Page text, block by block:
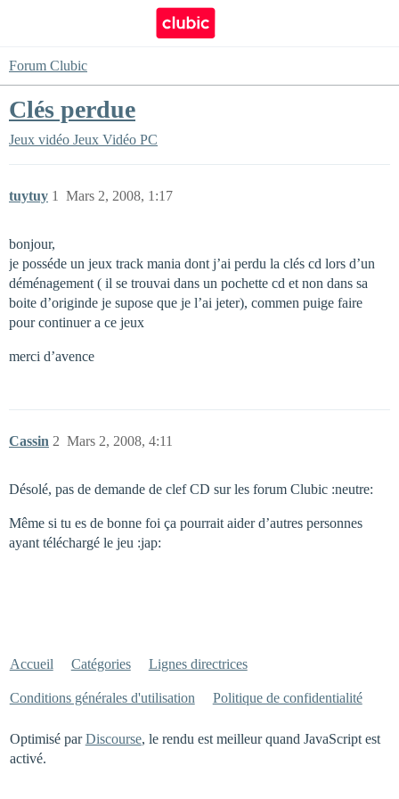
Forum Clubic
Clés perdue
Jeux vidéo Jeux Vidéo PC
tuytuy Mars 2, 2008, 1:17
1
bonjour,
je posséde un jeux track mania dont j’ai perdu la clés cd lors d’un
déménagement ( il se trouvai dans un pochette cd et non dans sa
boite d’originde je supose que je l’ai jeter), commen puige faire
pour continuer a ce jeux
merci d’avence
Cassin Mars 2, 2008, 4:11
2
Désolé, pas de demande de clef CD sur les forum Clubic :neutre:
Même si tu es de bonne foi ça pourrait aider d’autres personnes
ayant téléchargé le jeu :jap:
Accueil Catégories Lignes directrices
Conditions générales d'utilisation Politique de confidentialité
Optimisé parDiscourse, le rendu est meilleur quand JavaScript est
activé.